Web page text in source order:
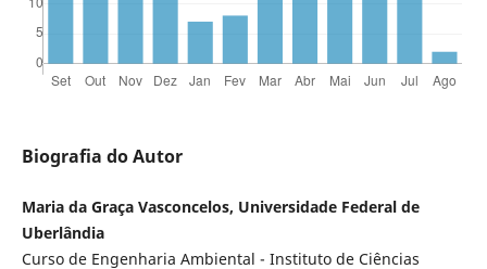
Biografia do Autor
Maria da Graça Vasconcelos, Universidade Federal de
Uberlândia
Curso de Engenharia Ambiental - Instituto de Ciências